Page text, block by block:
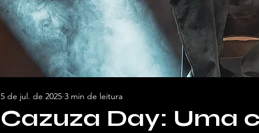
Cazuza Day: Uma
5 de jul. de 2025 3 min de leitura